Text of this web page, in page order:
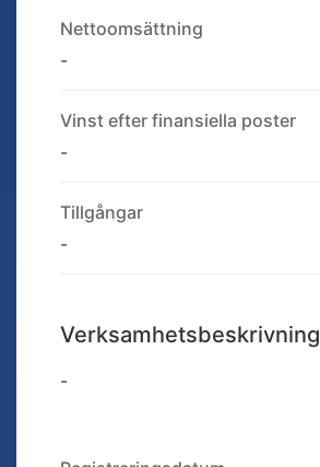
Nettoomsättning
-
Vinst efter finansiella poster
-
Tillgångar
-
Verksamhetsbeskrivning
-